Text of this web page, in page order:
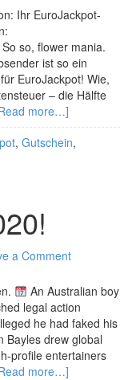
Ihr EuroJackpot-
so, flower mania.
ist so ein
EuroJackpot! Wie,
– die Hälfte
more…]
, Gutschein,
a Comment
An Australian boy
legal action
he had faked his
Bayles drew global
profile entertainers
more…]